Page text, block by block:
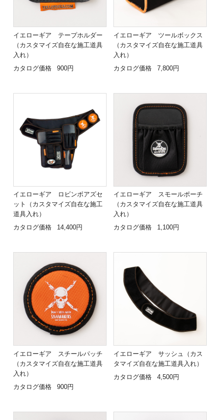
イエローギア テープホルダー
（カスタマイズ自在な施工道具
入れ）
カタログ価格
900円
イエローギア ツールボックス
（カスタマイズ自在な施工道具
入れ）
カタログ価格
7,800円
イエローギア ロビンボアズセ
ット（カスタマイズ自在な施工
道具入れ）
カタログ価格
14,400円
イエローギア スモールポーチ
（カスタマイズ自在な施工道具
入れ）
カタログ価格
1,100円
イエローギア スチールパッチ
（カスタマイズ自在な施工道具
入れ）
カタログ価格
900円
イエローギア サッシュ（カス
タマイズ自在な施工道具入れ）
カタログ価格
4,500円